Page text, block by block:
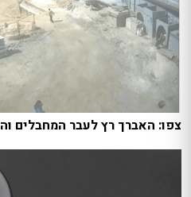
צפו: האברך רץ לעבר המחבלים